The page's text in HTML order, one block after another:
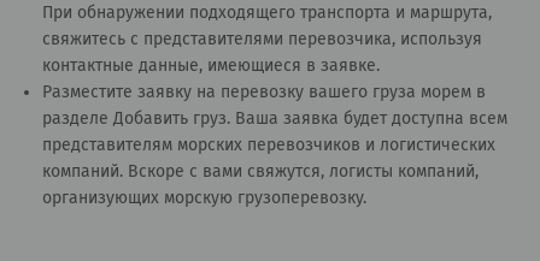
При обнаружении подходящего транспорта и маршрута,
свяжитесь с представителями перевозчика, используя
контактные данные, имеющиеся в заявке.
Разместите заявку на перевозку вашего груза морем в
разделе Добавить груз. Ваша заявка будет доступна всем
представителям морских перевозчиков и логистических
компаний. Вскоре с вами свяжутся, логисты компаний,
организующих морскую грузоперевозку.